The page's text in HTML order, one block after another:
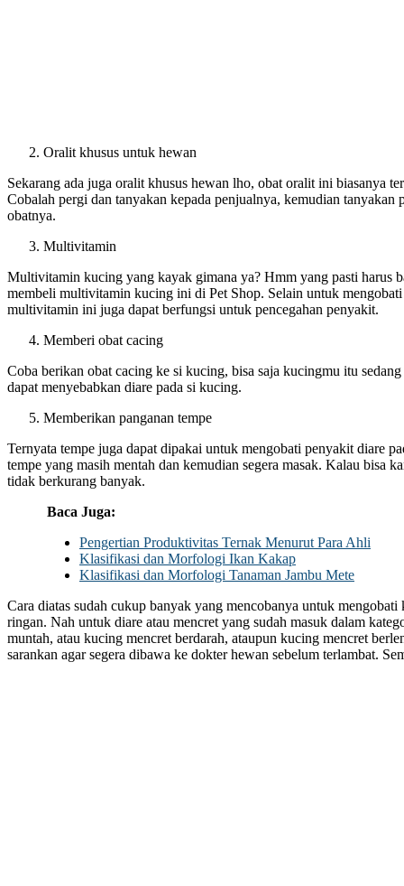
Oralit khusus untuk hewan
Sekarang ada juga oralit khusus hewan lho, obat oralit ini biasanya
Cobalah pergi dan tanyakan kepada penjualnya, kemudian tanyakan
obatnya.
Multivitamin
Multivitamin kucing yang kayak gimana ya? Hmm yang pasti harus
membeli multivitamin kucing ini di Pet Shop. Selain untuk
multivitamin ini juga dapat berfungsi untuk pencegahan penyakit.
Memberi obat cacing
Coba berikan obat cacing ke si kucing, bisa saja kucingmu itu
dapat menyebabkan diare pada si kucing.
Memberikan panganan tempe
Ternyata tempe juga dapat dipakai untuk mengobati penyakit diare
tempe yang masih mentah dan kemudian segera masak. Kalau bisa
tidak berkurang banyak.
Baca Juga:
Pengertian Produktivitas Ternak Menurut Para Ahli
Klasifikasi dan Morfologi Ikan Kakap
Klasifikasi dan Morfologi Tanaman Jambu Mete
Cara diatas sudah cukup banyak yang mencobanya untuk
ringan. Nah untuk diare atau mencret yang sudah masuk dalam
muntah, atau kucing mencret berdarah, ataupun kucing mencret
sarankan agar segera dibawa ke dokter hewan sebelum terlambat.